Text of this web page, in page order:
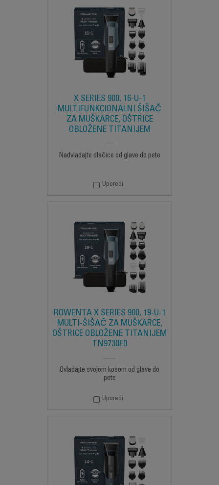
X SERIES 900, 16-U-1
MULTIFUNKCIONALNI ŠIŠAČ
ZA MUŠKARCE, OŠTRICE
OBLOŽENE TITANIJEM
Nadvladajte dlačice od glave do pete
Uporedi
ROWENTA X SERIES 900, 19-U-1
MULTI-ŠIŠAČ ZA MUŠKARCE,
OŠTRICE OBLOŽENE TITANIJEM
TN9730E0
Ovladajte svojom kosom od glave do
pete
Uporedi